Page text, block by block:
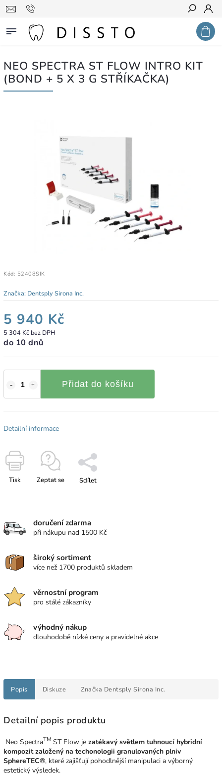
Hledat
NEO SPECTRA ST FLOW INTRO KIT
(BOND + 5 X 3 G STŘÍKAČKA)
Kód: 52408SIK
Značka: Dentsply Sirona Inc.
5 940 Kč
5 304 Kč bez DPH
do 10 dnů
Přidat do košíku
Detailní informace
Tisk Zeptat se Sdílet
doručení zdarma
při nákupu nad 1500 Kč
široký sortiment
více než 1700 produktů skladem
věrnostní program
pro stálé zákazníky
výhodný nákup
dlouhodobě nízké ceny a pravidelné akce
Popis Diskuze Značka Dentsply Sirona Inc.
Detailní popis produktu
Neo SpectraTM ST Flow je zatékavý světlem tuhnoucí hybridní
kompozit založený na techonologii granulovaných plniv
SphereTEC®, které zajišťují pohodlnější manipulaci a výborný
estetický výsledek.